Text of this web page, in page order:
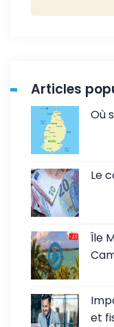
Articles
Où
Le
Île
et